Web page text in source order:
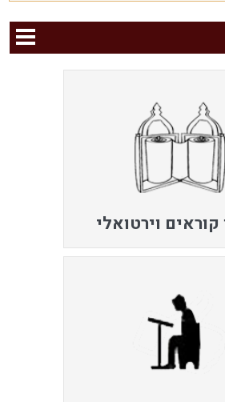
קוראים וירטואלי